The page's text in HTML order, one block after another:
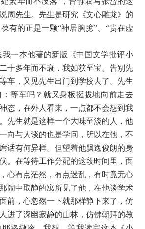
周先生。先生是研究《文心雕龙》的
有的正是一颗“神居胸臆”、“贵在虚
一本他著的新版《中国文学批评小
十多年而不衰，我如获至宝。告别先
车，又见先生出门到学校去了。先生
等车吗？就又身板挺拔地向前走去
态，在外人看来，一点都不会想到我
先生就是这样一个大味至淡的人，他
向与人谈的也是学问，所以在他，不
话有何异样。但望着他飘逸俊朗的身
。在等待工作分配的这段时间里，面
心有点茫然，有点迷乱，有时竟无心
闹中取静的寓所见了他，在他谈学术
前，心忽然一下就那样静下来了，仿
进了深幽寂静的山林，仿佛朝拜的教